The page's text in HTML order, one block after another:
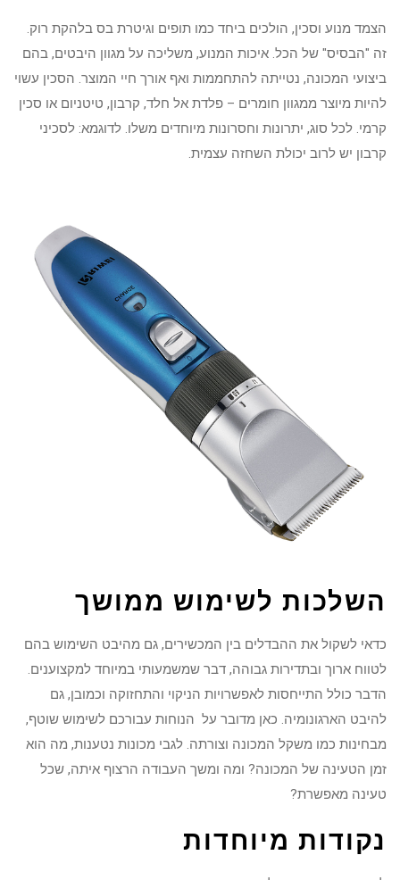
הצמד מנוע וסכין, הולכים ביחד כמו תופים וגיטרת בס בלהקת רוק.
זה "הבסיס" של הכל. איכות המנוע, משליכה על מגוון היבטים, בהם
ביצועי המכונה, נטייתה להתחממות ואף אורך חיי המוצר. הסכין עשוי
להיות מיוצר ממגוון חומרים – פלדת אל חלד, קרבון, טיטניום או סכין
קרמי. לכל סוג, יתרונות וחסרונות מיוחדים משלו. לדוגמא: לסכיני
קרבון יש לרוב יכולת השחזה עצמית.
השלכות לשימוש ממושך
כדאי לשקול את ההבדלים בין המכשירים, גם מהיבט השימוש בהם
לטווח ארוך ובתדירות גבוהה, דבר שמשמעותי במיוחד למקצוענים.
הדבר כולל התייחסות לאפשרויות הניקוי והתחזוקה וכמובן, גם
להיבט הארגונומיה. כאן מדובר על הנוחות עבורכם לשימוש שוטף,
מבחינות כמו משקל המכונה וצורתה. לגבי מכונות נטענות, מה הוא
זמן הטעינה של המכונה? ומה ומשך העבודה הרצוף איתה, שכל
טעינה מאפשרת?
נקודות מיוחדות